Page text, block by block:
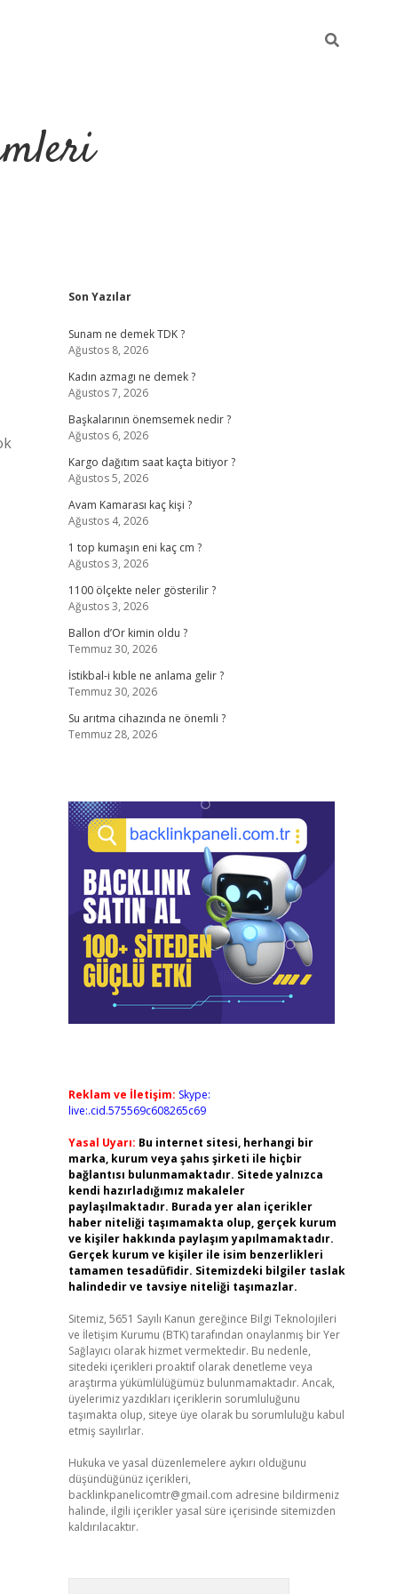
Sidebar
Son Yazılar
Sunam ne demek TDK ?
Ağustos 8, 2026
Kadın azmagı ne demek ?
Ağustos 7, 2026
Başkalarının önemsemek nedir ?
Ağustos 6, 2026
Kargo dağıtım saat kaçta bitiyor ?
Ağustos 5, 2026
Avam Kamarası kaç kişi ?
Ağustos 4, 2026
1 top kumaşın eni kaç cm ?
Ağustos 3, 2026
1100 ölçekte neler gösterilir ?
Ağustos 3, 2026
Ballon d’Or kimin oldu ?
Temmuz 30, 2026
İstikbal-i kıble ne anlama gelir ?
Temmuz 30, 2026
Su arıtma cihazında ne önemli ?
Temmuz 28, 2026
Reklam ve İletişim: Skype:
live:.cid.575569c608265c69
Yasal Uyarı: Bu internet sitesi, herhangi bir
marka, kurum veya şahıs şirketi ile hiçbir
bağlantısı bulunmamaktadır. Sitede yalnızca
kendi hazırladığımız makaleler
paylaşılmaktadır. Burada yer alan içerikler
haber niteliği taşımamakta olup, gerçek kurum
ve kişiler hakkında paylaşım yapılmamaktadır.
Gerçek kurum ve kişiler ile isim benzerlikleri
tamamen tesadüfidir. Sitemizdeki bilgiler taslak
halindedir ve tavsiye niteliği taşımazlar.
Sitemiz, 5651 Sayılı Kanun gereğince Bilgi Teknolojileri
ve İletişim Kurumu (BTK) tarafından onaylanmış bir Yer
Sağlayıcı olarak hizmet vermektedir. Bu nedenle,
sitedeki içerikleri proaktif olarak denetleme veya
araştırma yükümlülüğümüz bulunmamaktadır. Ancak,
üyelerimiz yazdıkları içeriklerin sorumluluğunu
taşımakta olup, siteye üye olarak bu sorumluluğu kabul
etmiş sayılırlar.
Hukuka ve yasal düzenlemelere aykırı olduğunu
düşündüğünüz içerikleri,
backlinkpanelicomtr@gmail.com adresine bildirmeniz
halinde, ilgili içerikler yasal süre içerisinde sitemizden
kaldırılacaktır.